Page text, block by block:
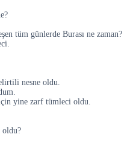
tüm günlerde Burası ne zaman?
nesne oldu.
yine zarf tümleci oldu.
oldu?